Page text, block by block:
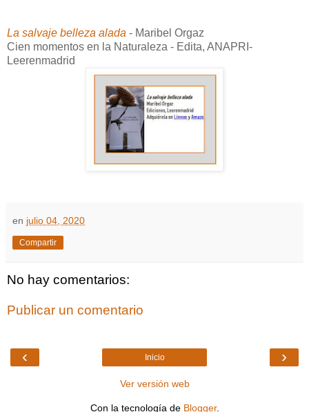
La salvaje belleza alada - Maribel Orgaz
Cien momentos en la Naturaleza - Edita, ANAPRI-
Leerenmadrid
en julio 04, 2020
Compartir
No hay comentarios:
Publicar un comentario
‹ ›
Inicio
Ver versión web
Con la tecnología de Blogger.